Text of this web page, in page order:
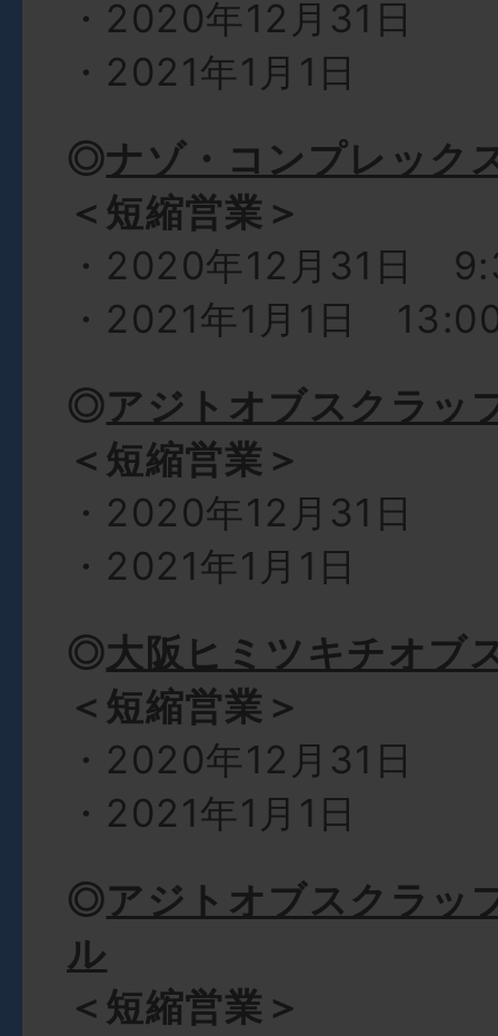
・2020年12月31日
・2021年1月1日
◎ナゾ・コンプレック
＜短縮営業＞
・2020年12月31日
・2021年1月1日
◎アジトオブスクラッ
＜短縮営業＞
・2020年12月31日
・2021年1月1日
◎大阪ヒミツキチオブ
＜短縮営業＞
・2020年12月31日
・2021年1月1日
◎アジトオブスクラッ
ル
＜短縮営業＞